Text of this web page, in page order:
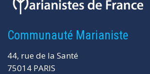
Communauté Marianiste
44, rue de la Santé
75014 PARIS